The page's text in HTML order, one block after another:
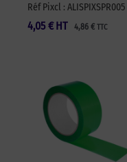
Réf Pixcl : ALISPIXSPR005
4,05 € 4,86 € TTC
HT